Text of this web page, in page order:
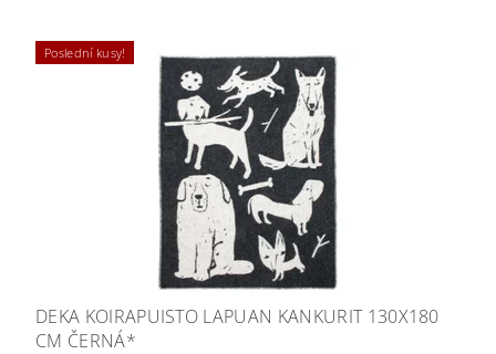
Poslední kusy!
DEKA KOIRAPUISTO LAPUAN KANKURIT 130X180
CM ČERNÁ*